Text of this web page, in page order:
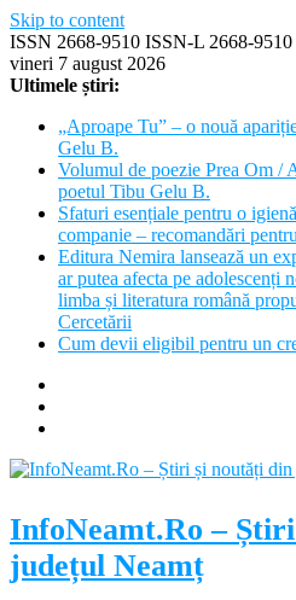
Skip to content
ISSN 2668-9510 ISSN-L 2668-9510
vineri 7 august 2026
Ultimele știri:
„Aproape Tu” – o nouă
Gelu B.
Volumul de poezie Prea Om /
poetul Tibu Gelu B.
Sfaturi esențiale pentru o
companie – recomandări
Editura Nemira lansează un
ar putea afecta pe adolescenți
limba și literatura română
Cercetării
Cum devii eligibil pentru un
InfoNeamt.Ro –
județul Neamț